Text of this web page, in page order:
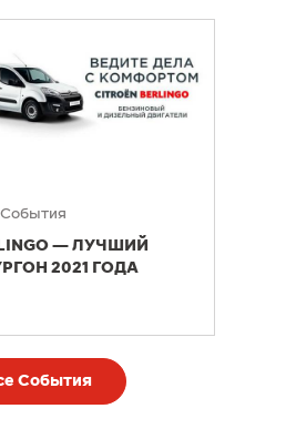
События
— ЛУЧШИЙ
2021 ГОДА
События